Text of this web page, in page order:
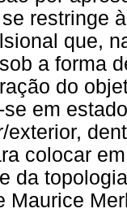
restringe
que,
a forma
do
em
exterior,
colocar
da
Maurice